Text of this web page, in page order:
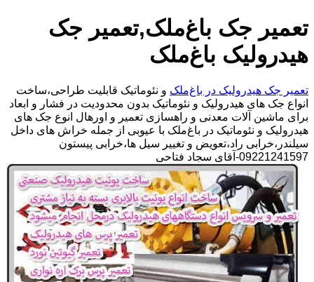
تعمیر جک باغ‌ملک,تعمیر جک
هیدرولیک باغ‌ملک
تعمیر جک هیدرولیک در باغ‌ملک و نئوماتیک قابلیت طراحی،ساخت
انواع جک های هیدرولیک و نئوماتیک بدون محدودیت در فشار و ابعاد
برای ماشین آلات معدنی و راهسازی تعمیر و اورهال انوع جک های
هیدرولیک و نئوماتیک در باغ‌ملک با عیوبی از جمله خراش های داخل
سیلندر،خرابی راد،تعویض و تغییر سیل ها،خرابی پیستون
09221241597-آقای سجاد فتاحی